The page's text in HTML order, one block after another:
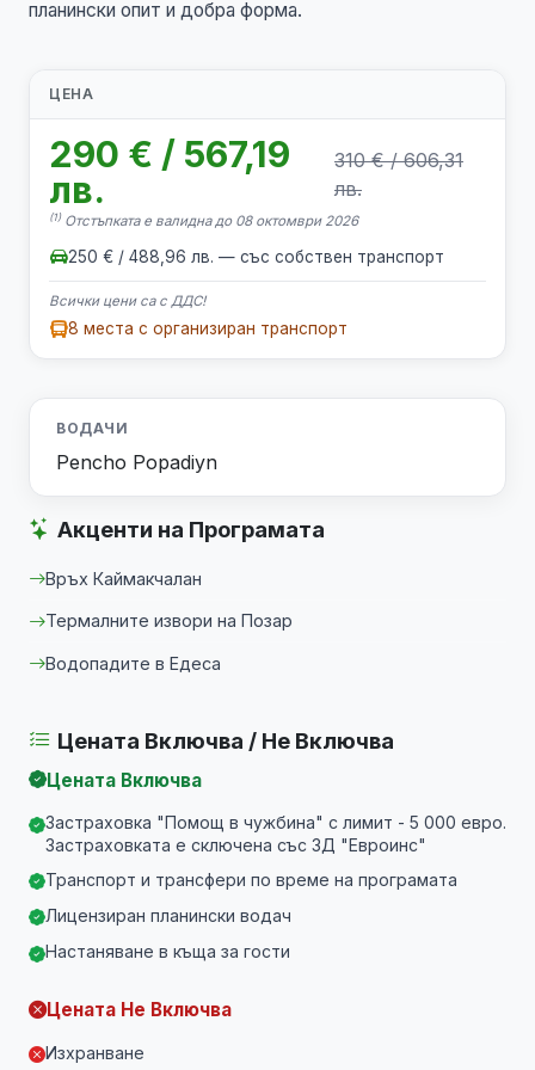
планински опит и добра форма.
ЦЕНА
290 € / 567,19
лв.
310 € / 606,31
лв.
(1)Отстъпката е валидна до 08 октомври 2026
250 € / 488,96 лв. — със собствен транспорт
Всички цени са с ДДС!
8 места с организиран транспорт
ВОДАЧИ
Pencho Popadiyn
Акценти на Програмата
Връх Каймакчалан
Термалните извори на Позар
Водопадите в Едеса
Цената Включва / Не Включва
Цената Включва
Застраховка "Помощ в чужбина" с лимит - 5 000 евро.
Застраховката е сключена със ЗД "Евроинс"
Транспорт и трансфери по време на програмата
Лицензиран планински водач
Настаняване в къща за гости
Цената Не Включва
Изхранване